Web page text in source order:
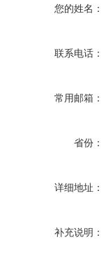
您的姓名：
联系电话：
常用邮箱：
省份：
详细地址：
补充说明：